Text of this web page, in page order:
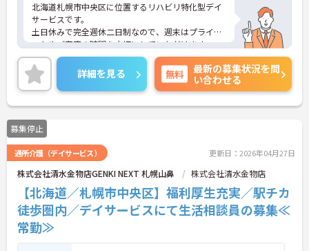
北海道札幌市中央区に位置するリハビリ特化型デイ
サービスです。
土日休みで完全週休二日制なので、週末はプライベ
ートやご家庭の時間を大切にしていただけます。
実力がしっかりと評価されるため職員に還元されま
す。
ご興味のある方には、面接対策ポイントなど、さら
に詳細をお話しいたしますのでお気軽にご相談くだ
さい！
詳細を見る 無料
最新の募集状況を問
い合わせる
募集停止
通所介護（デイサービス） 更新日：2026年04月27日
株式会社清水金物店GENKI NEXT 札幌山鼻 株式会社清水金物店
【北海道／札幌市中央区】福利厚生充実／駅チカ
徒歩圏内／デイサービスにて生活相談員の募集≪
常勤≫